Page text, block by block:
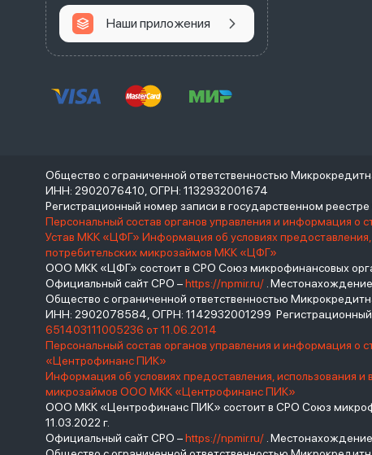
Наши приложения
Общество с ограниченной ответственностью
ИНН: 2902076410, ОГРН: 1132932001674
Регистрационный номер записи в государственном
Персональный состав органов управления и информация о
Устав МКК «ЦФГ» Информация об условиях
потребительских микрозаймов МКК «ЦФГ»
ООО МКК «ЦФГ» состоит в СРО Союз микрофинансовых
Официальный сайт СРО –https://npmir.ru/ .
Общество с ограниченной ответственностью
ИНН: 2902078584, ОГРН: 1142932001299
651403111005236 от 11.06.2014
Персональный состав органов управления и информация
«Центрофинанс ПИК»
Информация об условиях предоставления, использования
микрозаймов ООО МКК «Центрофинанс ПИК»
ООО МКК «Центрофинанс ПИК» состоит в СРО Союз
11.03.2022 г.
Официальный сайт СРО –https://npmir.ru/ .